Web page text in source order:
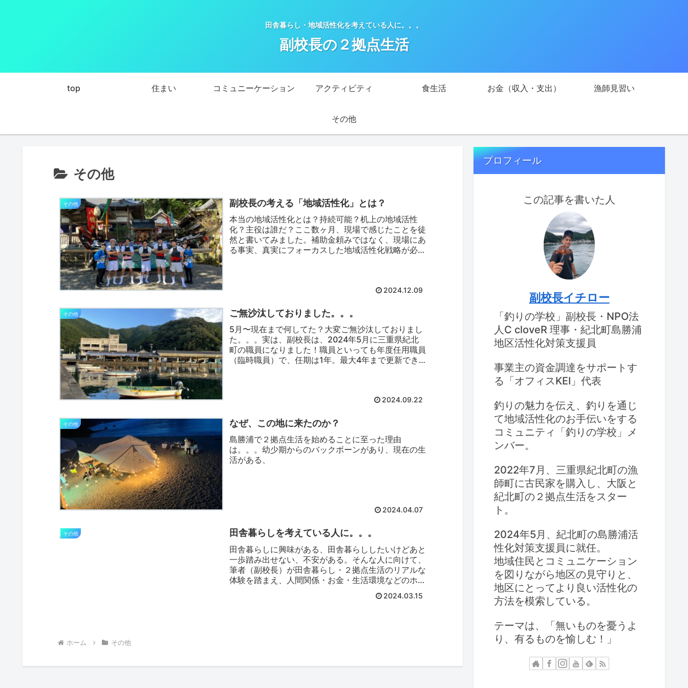
田舎暮らし・地域活性化を考えている人に。。。
副校長の２拠点生活
top 住まい コミュニーケーション アクティビティ 食生活 お金（収入・支出） 漁師見習い
その他
その他
その他 副校長の考える「地域活性化」とは？
本当の地域活性化とは？持続可能？机上の地域活性
化？主役は誰だ？ここ数ヶ月、現場で感じたことを徒
然と書いてみました。補助金頼みではなく、現場にあ
る事実、真実にフォーカスした地域活性化戦略が必要
2024.12.09
その他 ご無沙汰しておりました。。。
5月〜現在まで何してた？大変ご無沙汰しておりまし
た。。。実は、副校長は、2024年5月に三重県紀北
町の職員になりました！職員といっても年度任用職員
（臨時職員）で、任期は1年。最大4年まで更新でき
2024.09.22
その他 なぜ、この地に来たのか？
島勝浦で２拠点生活を始めることに至った理由
は。。。幼少期からのバックボーンがあり、現在の生
活がある、
2024.04.07
その他 田舎暮らしを考えている人に。。。
田舎暮らしに興味がある、田舎暮らししたいけどあと
一歩踏み出せない、不安がある。そんな人に向けて、
筆者（副校長）が田舎暮らし・２拠点生活のリアルな
体験を踏まえ、人間関係・お金・生活環境などのホン
2024.03.15
ホーム その他
プロフィール
この記事を書いた人
副校長イチロー
「釣りの学校」副校長・NPO法
人C cloveR 理事・紀北町島勝浦
地区活性化対策支援員
事業主の資金調達をサポートす
る「オフィスKEI」代表
釣りの魅力を伝え、釣りを通じ
て地域活性化のお手伝いをする
コミュニティ「釣りの学校」メ
ンバー。
2022年7月、三重県紀北町の漁
師町に古民家を購入し、大阪と
紀北町の２拠点生活をスター
ト。
2024年5月、紀北町の島勝浦活
性化対策支援員に就任。
地域住民とコミュニケーション
を図りながら地区の見守りと、
地区にとってより良い活性化の
方法を模索している。
テーマは、「無いものを憂うよ
り、有るものを愉しむ！」